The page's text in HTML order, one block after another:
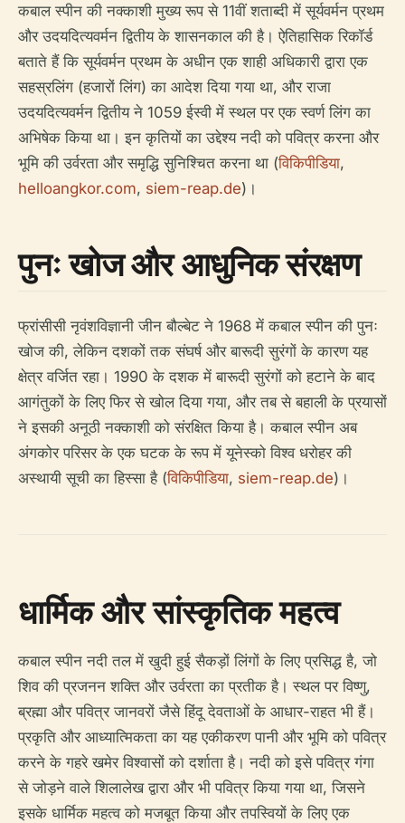
कबाल स्पीन की नक्काशी मुख्य रूप से 11वीं शताब्दी में सूर्यवर्मन प्रथम
और उदयदित्यवर्मन द्वितीय के शासनकाल की है। ऐतिहासिक रिकॉर्ड
बताते हैं कि सूर्यवर्मन प्रथम के अधीन एक शाही अधिकारी द्वारा एक
सहस्रलिंग (हजारों लिंग) का आदेश दिया गया था, और राजा
उदयदित्यवर्मन द्वितीय ने 1059 ईस्वी में स्थल पर एक स्वर्ण लिंग का
अभिषेक किया था। इन कृतियों का उद्देश्य नदी को पवित्र करना और
भूमि की उर्वरता और समृद्धि सुनिश्चित करना था (विकिपीडिया,
helloangkor.com, siem-reap.de)।
पुनः खोज और आधुनिक संरक्षण
फ्रांसीसी नृवंशविज्ञानी जीन बौल्बेट ने 1968 में कबाल स्पीन की पुनः
खोज की, लेकिन दशकों तक संघर्ष और बारूदी सुरंगों के कारण यह
क्षेत्र वर्जित रहा। 1990 के दशक में बारूदी सुरंगों को हटाने के बाद
आगंतुकों के लिए फिर से खोल दिया गया, और तब से बहाली के प्रयासों
ने इसकी अनूठी नक्काशी को संरक्षित किया है। कबाल स्पीन अब
अंगकोर परिसर के एक घटक के रूप में यूनेस्को विश्व धरोहर की
अस्थायी सूची का हिस्सा है (विकिपीडिया, siem-reap.de)।
धार्मिक और सांस्कृतिक महत्व
कबाल स्पीन नदी तल में खुदी हुई सैकड़ों लिंगों के लिए प्रसिद्ध है, जो
शिव की प्रजनन शक्ति और उर्वरता का प्रतीक है। स्थल पर विष्णु,
ब्रह्मा और पवित्र जानवरों जैसे हिंदू देवताओं के आधार-राहत भी हैं।
प्रकृति और आध्यात्मिकता का यह एकीकरण पानी और भूमि को पवित्र
करने के गहरे खमेर विश्वासों को दर्शाता है। नदी को इसे पवित्र गंगा
से जोड़ने वाले शिलालेख द्वारा और भी पवित्र किया गया था, जिसने
इसके धार्मिक महत्व को मजबूत किया और तपस्वियों के लिए एक